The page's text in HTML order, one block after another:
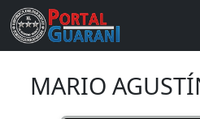
MARIO